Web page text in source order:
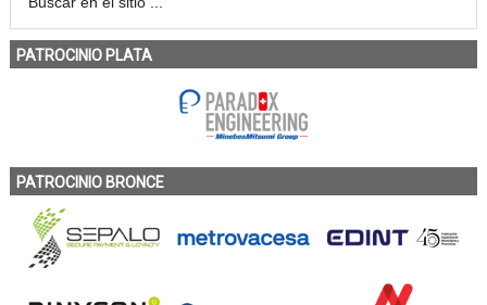
PATROCINIO PLATA
PATROCINIO BRONCE